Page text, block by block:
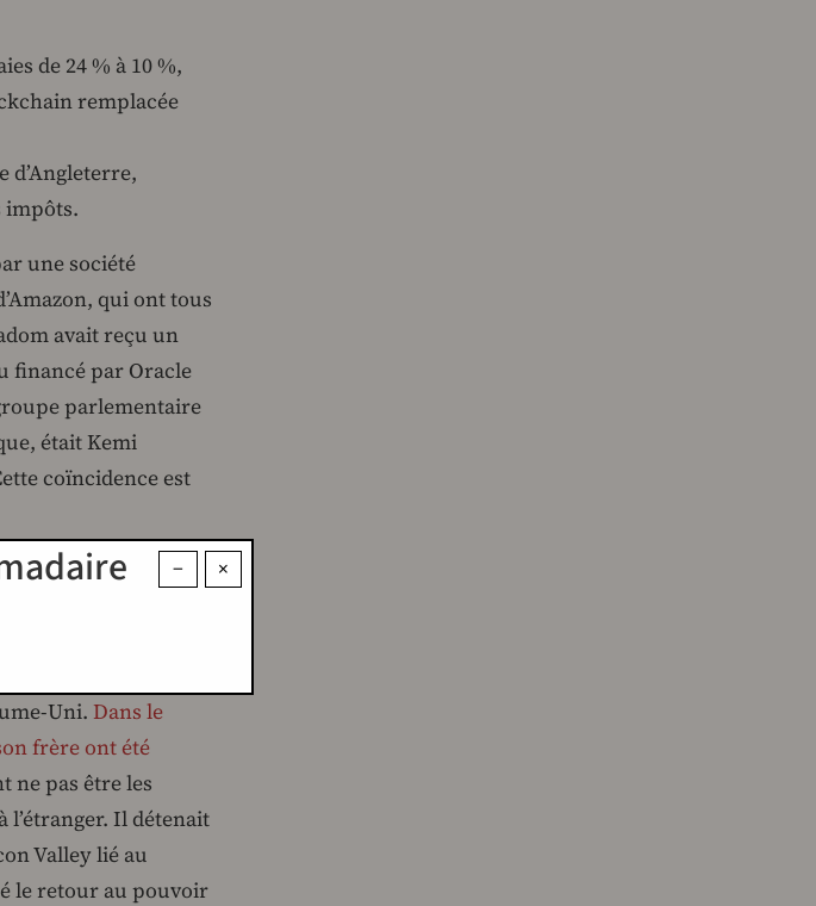
de 24 % à 10 %,
remplacée
d’Angleterre,
impôts.
une société
qui ont tous
avait reçu un
financé par Oracle
parlementaire
était Kemi
coïncidence est
après avoir fait
de changer de
dès son
Uni. Dans le
frère ont été
ne pas être les
Il détenait
Valley lié au
le retour au pouvoir
×
−